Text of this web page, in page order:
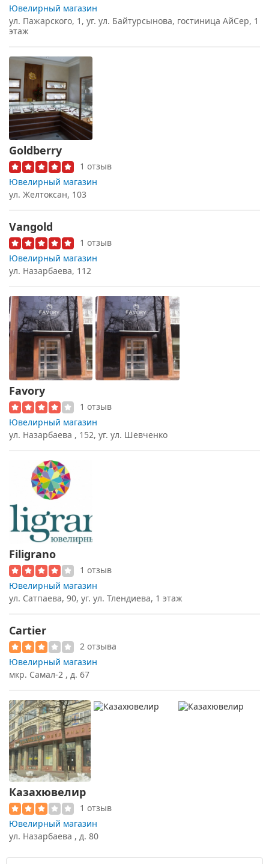
Ювелирный магазин
ул. Пажарского, 1, уг. ул. Байтурсынова, гостиница АйСер, 1
этаж
Goldberry
1 отзыв
Ювелирный магазин
ул. Желтоксан, 103
Vangold
1 отзыв
Ювелирный магазин
ул. Назарбаева, 112
Favory
1 отзыв
Ювелирный магазин
ул. Назарбаева , 152, уг. ул. Шевченко
Filigrano
1 отзыв
Ювелирный магазин
ул. Сатпаева, 90, уг. ул. Тлендиева, 1 этаж
Cartier
2 отзыва
Ювелирный магазин
мкр. Самал-2 , д. 67
Казахювелир
1 отзыв
Ювелирный магазин
ул. Назарбаева , д. 80